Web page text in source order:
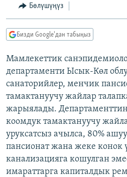
МАДАНИЯТ
ТВ ПРОГРАММАЛАР
ЭКСПЕРТТЕР ТАЛДАЙТ
БИЗ ЖАНА ДҮЙНӨ
ДАНИСТЕ
ЭЖЕ-СИҢДИЛЕР
АЗАТТЫК+
ЫҢГАЙСЫЗ СУРООЛОР
ӨЗГӨЧӨ ПИКИР
Русский
ОНЛАЙН ШЕРИНЕ
ЭЕ/АРнун бардык сайттары
Бөлүшүңүз
Бизди Google'дан табыңыз
Мамлекеттик
департаменти Ысык-Көл
санаторийлер, менчик
тамактануучу жайлар
жарыялады.
коомдук тамактануучу
уруксатсыз ачылса, 80%
пансионат жана жеке конок
канализацияга кошулган
имараттарга капиталдык